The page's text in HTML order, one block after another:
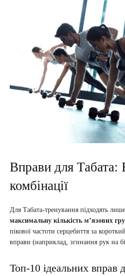
Вправи для Табата:
комбінації
Для Табата-тренування підходять
максимальну кількість м’язових
пікової частоти серцебиття за
вправи (наприклад, згинання рук на
Топ-10 ідеальних вправ